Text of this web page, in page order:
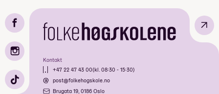
Kontakt
+47 22 47 43 00(kl. 08:30 - 15:30)
post@folkehogskole.no
Brugata 19, 0186 Oslo
↗